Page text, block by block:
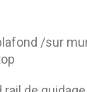
/sur